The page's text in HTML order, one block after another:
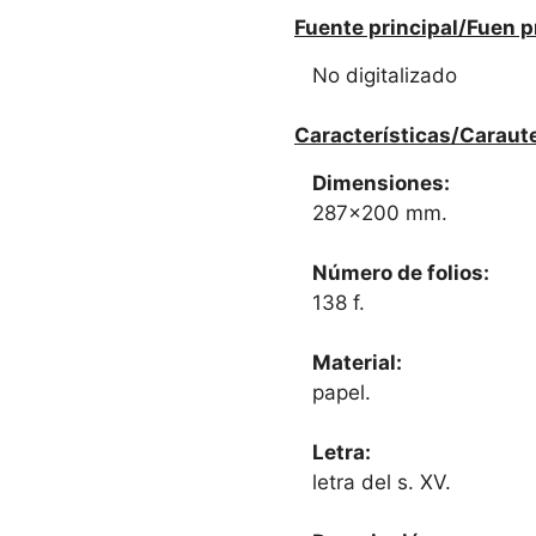
Fuente principal/Fuen
No digitalizado
Características/
Dimensiones:
287x200 mm.
Número de folios:
138 f.
Material:
papel.
Letra:
letra del s. XV.